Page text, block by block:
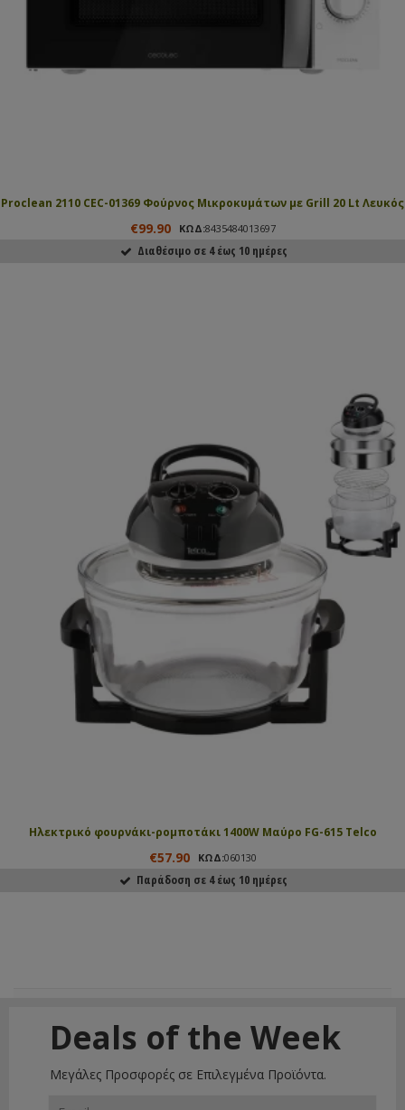
Proclean 2110 CEC-01369 Φούρνος Μικροκυμάτων με Grill 20 Lt Λευκός
€99.90 ΚΩΔ:8435484013697
Διαθέσιμο σε 4 έως 10 ημέρες
Ηλεκτρικό φουρνάκι-ρομποτάκι 1400W Μαύρο FG-615 Telco
€57.90 ΚΩΔ:060130
Παράδοση σε 4 έως 10 ημέρες
Deals of the Week
Μεγάλες Προσφορές σε Επιλεγμένα Προϊόντα.